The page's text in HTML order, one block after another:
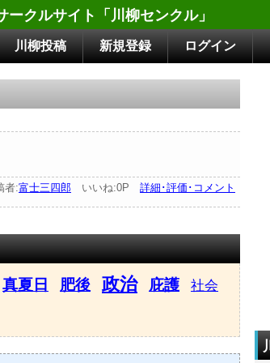
ークルサイト「川柳センクル」
川柳投稿 新規登録 ログイン
者:富士三四郎 いいね:0P 詳細･評価･コメント
真夏日 肥後 政治 庇護 社会